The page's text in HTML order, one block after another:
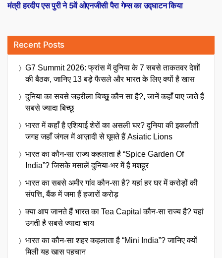
post:
मंत्री हरदीप एस पुरी ने 5वें ओएनजीसी पैरा गेम्स का उद्घाटन किया
Recent Posts
G7 Summit 2026: फ्रांस में दुनिया के 7 सबसे ताकतवर देशों
की बैठक, जानिए 13 बड़े फैसले और भारत के लिए क्यों है खास
दुनिया का सबसे जहरीला बिच्छू कौन सा है?, जानें कहाँ पाए जाते हैं
सबसे ज्यादा बिच्छू
भारत में कहाँ है एशियाई शेरों का असली घर? दुनिया की इकलौती
जगह जहाँ जंगल में आज़ादी से घूमते हैं Asiatic Lions
भारत का कौन-सा राज्य कहलाता है “Spice Garden Of
India”? जिसके मसालें दुनिया-भर में है मशहूर
भारत का सबसे अमीर गांव कौन-सा है? यहां हर घर में करोड़ों की
संपत्ति, बैंक में जमा हैं हजारों करोड़
क्या आप जानते हैं भारत का Tea Capital कौन-सा राज्य है? यहां
उगती है सबसे ज्यादा चाय
भारत का कौन-सा शहर कहलाता है “Mini India”? जानिए क्यों
मिली यह खास पहचान